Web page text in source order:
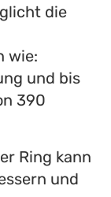
die
wie:
und bis
390
Ring kann
und